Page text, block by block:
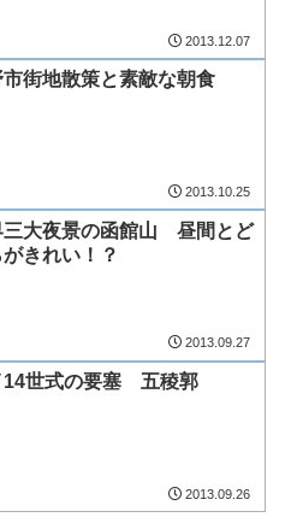
2013.12.07
街地散策と素敵な朝食
2013.10.25
三大夜景の函館山 昼間とど
きれい！？
2013.09.27
14世式の要塞 五稜郭
2013.09.26